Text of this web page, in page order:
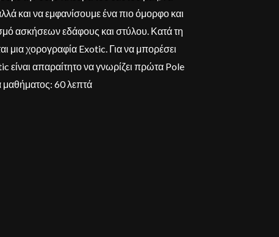
και να εμφανίσουμε ένα πιο όμορφο και
ασκήσεων εδάφους και στύλου. Κατά τη
μια χορογραφία Exotic. Για να μπορέσει
είναι απαραίτητο να γνωρίζει πρώτα Pole
μαθήματος: 60 λεπτά